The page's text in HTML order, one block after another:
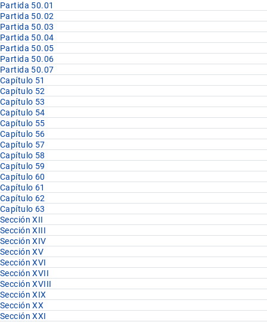
Partida 50.01
Partida 50.02
Partida 50.03
Partida 50.04
Partida 50.05
Partida 50.06
Partida 50.07
Capítulo 51
Capítulo 52
Capítulo 53
Capítulo 54
Capítulo 55
Capítulo 56
Capítulo 57
Capítulo 58
Capítulo 59
Capítulo 60
Capítulo 61
Capítulo 62
Capítulo 63
Sección XII
Sección XIII
Sección XIV
Sección XV
Sección XVI
Sección XVII
Sección XVIII
Sección XIX
Sección XX
Sección XXI